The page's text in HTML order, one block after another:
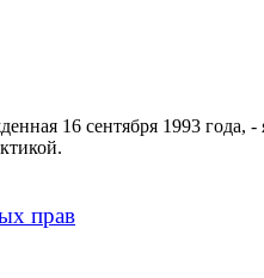
16 сентября 1993 года,
прав